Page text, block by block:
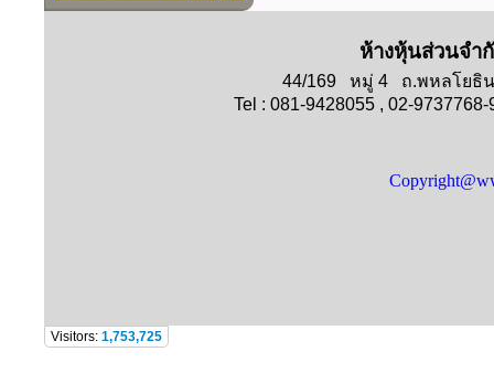
ห้างหุ้นส่วนจำ
44/169 หมู่ 4 ถ.พหลโยธิ
Tel : 081-9428055 , 02-
Visitors: 1,753,725